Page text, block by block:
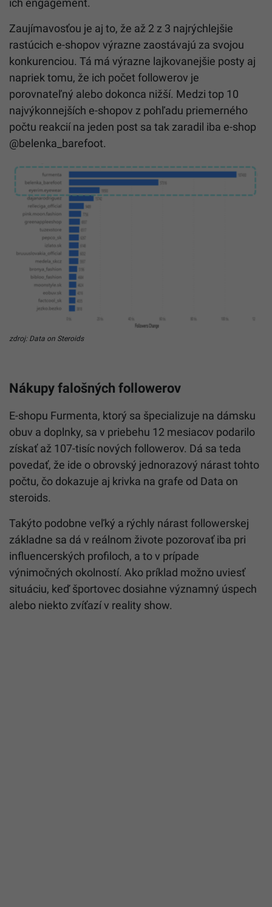
Zaujímavosťou je aj to, že až 2 z 3 najrýchlejšie
rastúcich e-shopov výrazne zaostávajú za svojou
konkurenciou. Tá má výrazne lajkovanejšie posty aj
napriek tomu, že ich počet followerov je
porovnateľný alebo dokonca nižší. Medzi top 10
najvýkonnejších e-shopov z pohľadu priemerného
počtu reakcií na jeden post sa tak zaradil iba e-shop
@belenka_barefoot.
zdroj: Data on Steroids
Nákupy falošných followerov
E-shopu Furmenta, ktorý sa špecializuje na dámsku
obuv a doplnky, sa v priebehu 12 mesiacov podarilo
získať až 107-tisíc nových followerov. Dá sa teda
povedať, že ide o obrovský jednorazový nárast tohto
počtu, čo dokazuje aj krivka na grafe od Data on
steroids.
Takýto podobne veľký a rýchly nárast followerskej
základne sa dá v reálnom živote pozorovať iba pri
influencerských profiloch, a to v prípade
výnimočných okolností. Ako príklad možno uviesť
situáciu, keď športovec dosiahne významný úspech
alebo niekto zvíťazí v reality show.